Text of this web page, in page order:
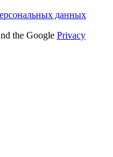
данных
the Google Privacy